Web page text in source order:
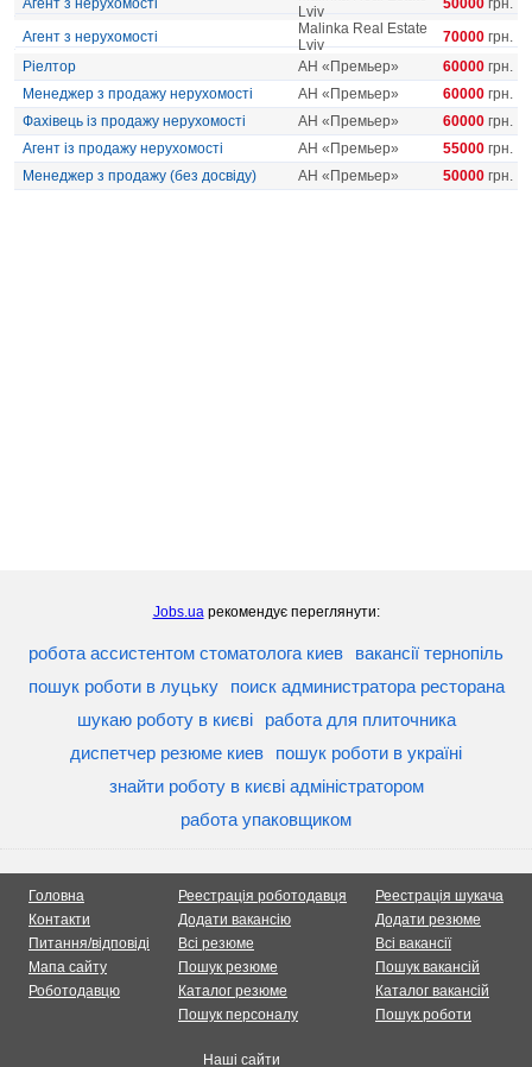
Агент з нерухомості
Lviv
50000 грн.
Агент з нерухомості
Malinka Real Estate
Lviv
70000 грн.
Ріелтор
АН «Премьер» 60000 грн.
Менеджер з продажу нерухомості
АН «Премьер» 60000 грн.
Фахівець із продажу нерухомості
АН «Премьер» 60000 грн.
Агент із продажу нерухомості
АН «Премьер» 55000 грн.
Менеджер з продажу (без досвіду)
АН «Премьер» 50000 грн.
Jobs.uaрекомендує переглянути:
робота ассистентом стоматолога киев
вакансії тернопіль
пошук роботи в луцьку
поиск администратора ресторана
шукаю роботу в києві
работа для плиточника
диспетчер резюме киев
пошук роботи в україні
знайти роботу в києві адміністратором
работа упаковщиком
Головна
Контакти
Питання/відповіді
Мапа сайту
Роботодавцю
Реестрація роботодавця
Додати вакансію
Всі резюме
Пошук резюме
Каталог резюме
Пошук персоналу
Реестрація шукача
Додати резюме
Всі вакансії
Пошук вакансій
Каталог вакансій
Пошук роботи
Наші сайти